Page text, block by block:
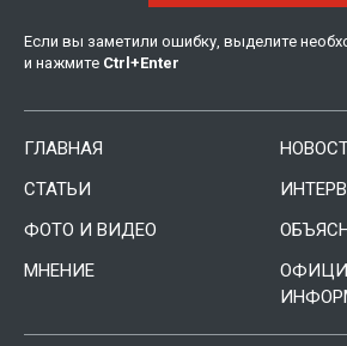
Если вы заметили ошибку, выделите
и нажмите Ctrl +Enter
ГЛАВНАЯ
СТАТЬИ
ФОТО И ВИДЕО
МНЕНИЕ